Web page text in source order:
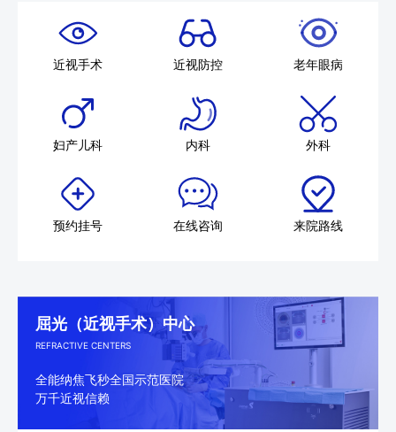
近视手术 近视防控 老年眼病
妇产儿科 内科 外科
预约挂号 在线咨询 来院路线
屈光（近视手术）中心
REFRACTIVE CENTERS
全能纳焦飞秒全国示范医院
万千近视信赖